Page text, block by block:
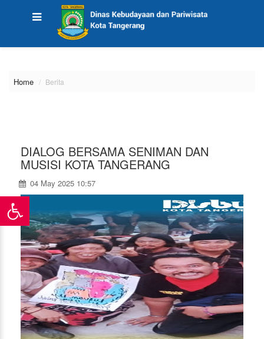
Home Berita
DIALOG BERSAMA SENIMAN DAN
MUSISI KOTA TANGERANG
04 May 2025 10:57